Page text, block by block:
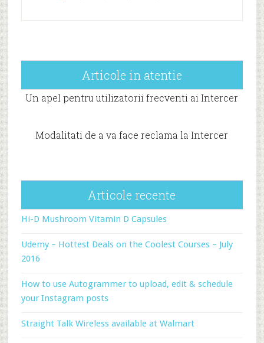
Articole in atentie
Un apel pentru utilizatorii frecventi ai Intercer
Modalitati de a va face reclama la Intercer
Articole recente
Hi-D Mushroom Vitamin D Capsules
Udemy – Hottest Deals on the Coolest Courses – July
2016
How to use Autogrammer to upload, edit & schedule
your Instagram posts
Straight Talk Wireless available at Walmart